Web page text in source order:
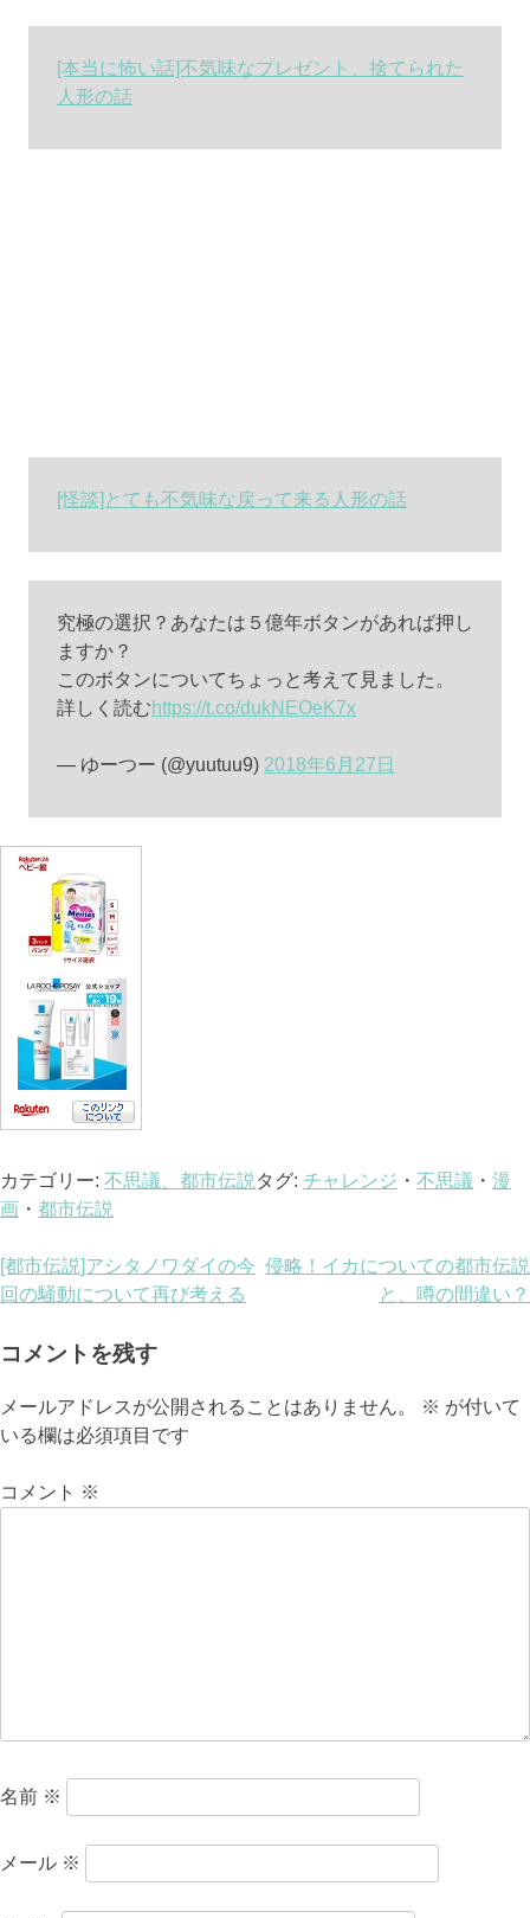
[本当に怖い話]不気味なプレゼント、捨てられた
人形の話
[怪談]とても不気味な戻って来る人形の話
究極の選択？あなたは５億年ボタンがあれば押し
ますか？
このボタンについてちょっと考えて見ました。
詳しく読むhttps://t.co/dukNEOeK7x
— ゆーつー (@yuutuu9) 2018年6月27日
カテゴリー: 不思議、都市伝説タグ: チャレンジ ・ 不思議 ・ 漫
画 ・ 都市伝説
投
ナ
ビ
ゲ
ー
[都市伝説]アシタノワダイの今
回の騒動について再び考える
侵略！イカについての都市伝説
と、噂の間違い？
コメントを残す
メールアドレスが公開されることはありません。 ※ が付いて
いる欄は必須項目です
コメント ※
名前 ※
メール ※